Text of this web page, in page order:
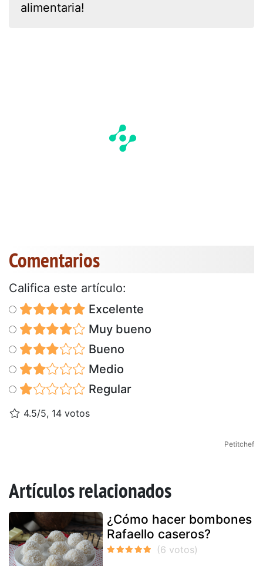
alimentaria!
Comentarios
Califica este artículo:
Excelente
Muy bueno
Bueno
Medio
Regular
4.5/5, 14 votos
Petitchef
Artículos relacionados
¿Cómo hacer bombones
Rafaello caseros?